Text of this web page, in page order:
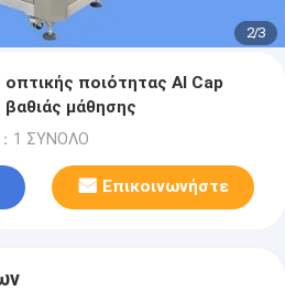
2/3
ποιότητας AI Cap
μάθησης
：1 ΣΥΝΟΛΟ
Επικοινωνήστε